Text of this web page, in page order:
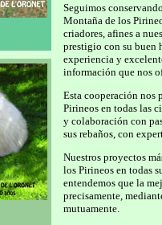
Seguimos
Montaña de los
criadores, afines a
prestigio con su buen
experiencia y
información que nos
Esta cooperación nos
Pirineos en todas las
y colaboración con
sus rebaños, con
Nuestros proyectos
los Pirineos en todas
entendemos que la
precisamente,
mutuamente.